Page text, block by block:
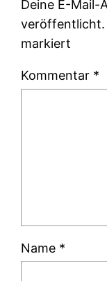
Deine E-Mail-
veröffentlicht.
markiert
Kommentar *
Name *